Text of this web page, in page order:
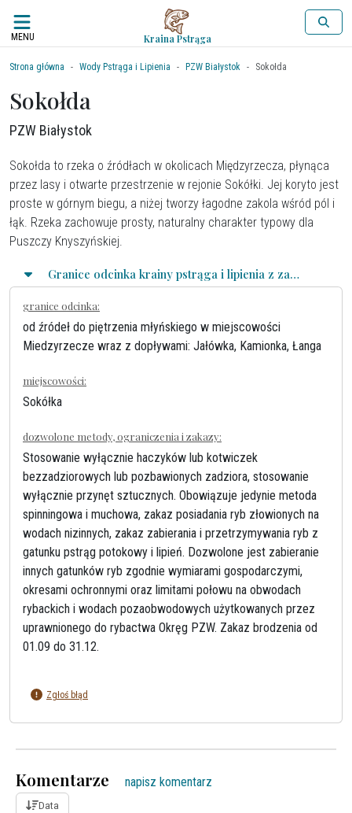
MENU Kraina Pstrąga
Strona główna Wody Pstrąga i Lipienia PZW Białystok Sokołda
Sokołda
PZW Białystok
Sokołda to rzeka o źródłach w okolicach Międzyrzecza, płynąca
przez lasy i otwarte przestrzenie w rejonie Sokółki. Jej koryto jest
proste w górnym biegu, a niżej tworzy łagodne zakola wśród pól i
łąk. Rzeka zachowuje prosty, naturalny charakter typowy dla
Puszczy Knyszyńskiej.
Granice odcinka krainy pstrąga i lipienia z zasadami połowu
granice odcinka:
od źródeł do piętrzenia młyńskiego w miejscowości
Miedzyrzecze wraz z dopływami: Jałówka, Kamionka, Łanga
miejscowości:
Sokółka
dozwolone metody, ograniczenia i zakazy:
Stosowanie wyłącznie haczyków lub kotwiczek
bezzadziorowych lub pozbawionych zadziora, stosowanie
wyłącznie przynęt sztucznych. Obowiązuje jedynie metoda
spinningowa i muchowa, zakaz posiadania ryb złowionych na
wodach nizinnych, zakaz zabierania i przetrzymywania ryb z
gatunku pstrąg potokowy i lipień. Dozwolone jest zabieranie
innych gatunków ryb zgodnie wymiarami gospodarczymi,
okresami ochronnymi oraz limitami połowu na obwodach
rybackich i wodach pozaobwodowych użytkowanych przez
uprawnionego do rybactwa Okręg PZW. Zakaz brodzenia od
01.09 do 31.12.
Zgłoś błąd
Komentarze napisz komentarz
Data